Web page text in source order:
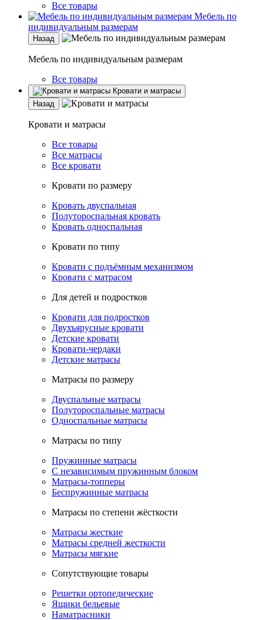
Все товары
Мебель по
индивидуальным размерам
Назад
Мебель по индивидуальным размерам
Все товары
Кровати и матрасы
Назад
Кровати и матрасы
Все товары
Все матрасы
Все кровати
Кровати по размеру
Кровать двуспальная
Полутороспальная кровать
Кровать односпальная
Кровати по типу
Кровати с подъёмным механизмом
Кровати с матрасом
Для детей и подростков
Кровати для подростков
Двухъярусные кровати
Детские кровати
Кровати-чердаки
Детские матрасы
Матрасы по размеру
Двуспальные матрасы
Полутороспальные матрасы
Односпальные матрасы
Матрасы по типу
Пружинные матрасы
С независимым пружинным блоком
Матрасы-топперы
Беспружинные матрасы
Матрасы по степени жёсткости
Матрасы жесткие
Матрасы средней жесткости
Матрасы мягкие
Сопутствующие товары
Решетки ортопедические
Ящики бельевые
Наматрасники